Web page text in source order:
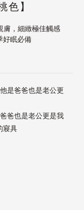
色】
膚，細緻極佳觸感
好眠必備
是爸爸也是老公更
爸也是老公更是我
寢具